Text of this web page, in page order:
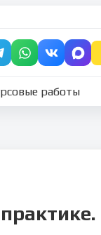
работы